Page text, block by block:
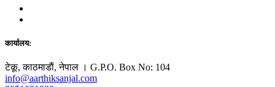
कार्यालय:
टेकू, काठमाडाैं, नेपाल । G.P.O. Box No: 104
info@aarthiksanjal.com